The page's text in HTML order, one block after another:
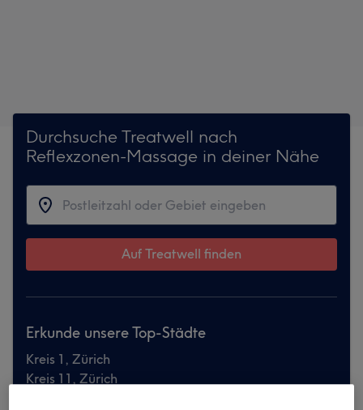
Durchsuche Treatwell nach
Reflexzonen-Massage in deiner Nähe
Auf Treatwell finden
Erkunde unsere Top-Städte
Kreis 1, Zürich
Kreis 11, Zürich